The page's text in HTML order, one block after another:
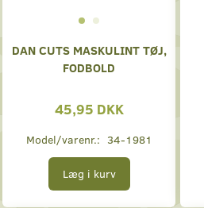
DAN CUTS MASKULINT TØJ,
FODBOLD
45,95 DKK
Model/varenr.: 34-1981
Læg i kurv